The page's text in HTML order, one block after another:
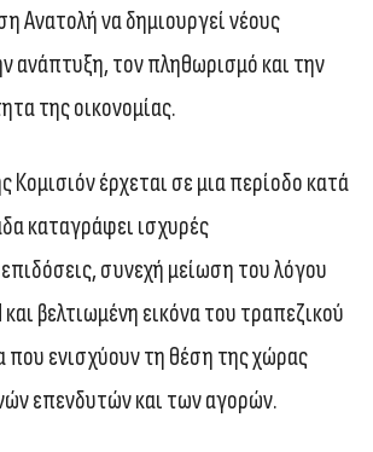
Ανατολή να δημιουργεί νέους
ανάπτυξη, τον πληθωρισμό και την
της οικονομίας.
Κομισιόν έρχεται σε μια περίοδο κατά
καταγράφει ισχυρές
συνεχή μείωση του λόγου
βελτιωμένη εικόνα του τραπεζικού
που ενισχύουν τη θέση της χώρας
επενδυτών και των αγορών.